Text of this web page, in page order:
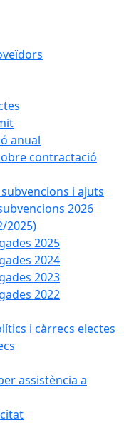
anual
contractació
i ajuts
2026
2025)
2025
2024
2023
2022
i càrrecs electes
assistència a